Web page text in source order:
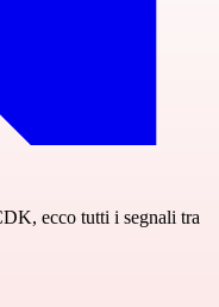
ecco tutti i segnali tra